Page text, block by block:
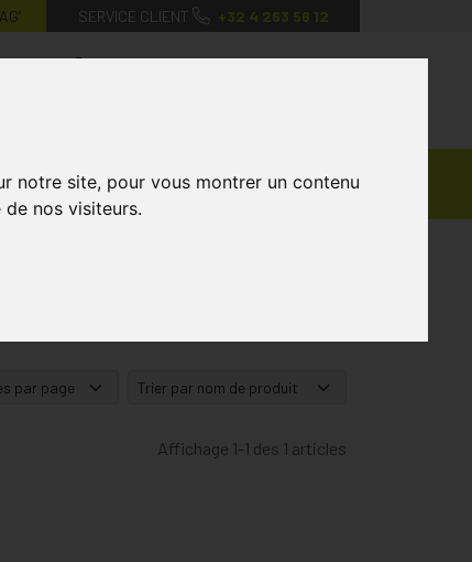
notre site, pour vous montrer un contenu
nos visiteurs.
SERVICE CLIENT +32 4 263 56 12
Vétérinaire
Ventes
Privées
Marques
Affichage 1-1 des 1 articles